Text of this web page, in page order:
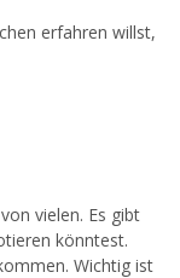
erfahren willst,
vielen. Es gibt
könntest.
Wichtig ist